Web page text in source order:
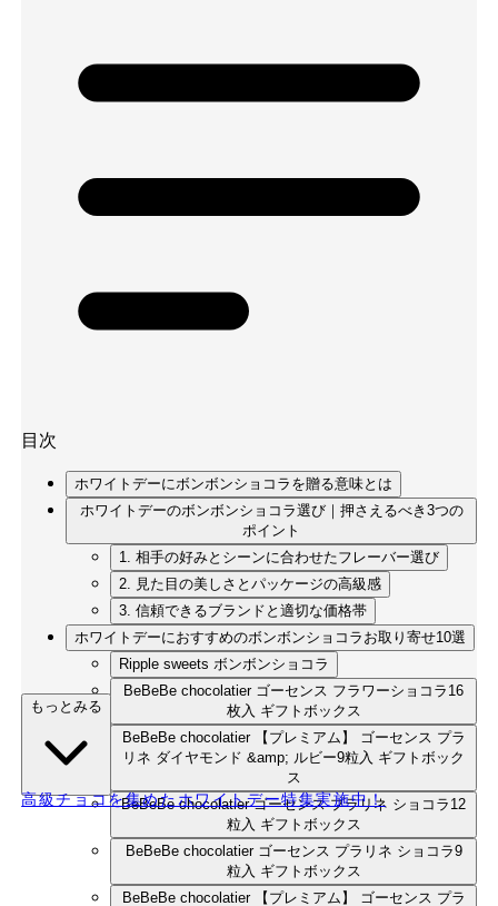
目次
ホワイトデーにボンボンショコラを贈る意味とは
ホワイトデーのボンボンショコラ選び｜押さえるべき3つの
ポイント
1. 相手の好みとシーンに合わせたフレーバー選び
2. 見た目の美しさとパッケージの高級感
3. 信頼できるブランドと適切な価格帯
ホワイトデーにおすすめのボンボンショコラお取り寄せ10選
Ripple sweets ボンボンショコラ
BeBeBe chocolatier ゴーセンス フラワーショコラ16
枚入 ギフトボックス
BeBeBe chocolatier 【プレミアム】 ゴーセンス プラ
リネ ダイヤモンド &amp; ルビー9粒入 ギフトボック
ス
BeBeBe chocolatier ゴーセンス プラリネ ショコラ12
粒入 ギフトボックス
BeBeBe chocolatier ゴーセンス プラリネ ショコラ9
粒入 ギフトボックス
BeBeBe chocolatier 【プレミアム】 ゴーセンス プラ
もっとみる
高級チョコを集めたホワイトデー特集実施中！